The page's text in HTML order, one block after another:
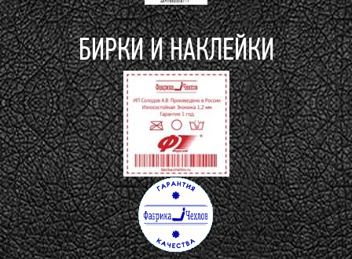
БИРКИ И НАКЛЕЙКИ